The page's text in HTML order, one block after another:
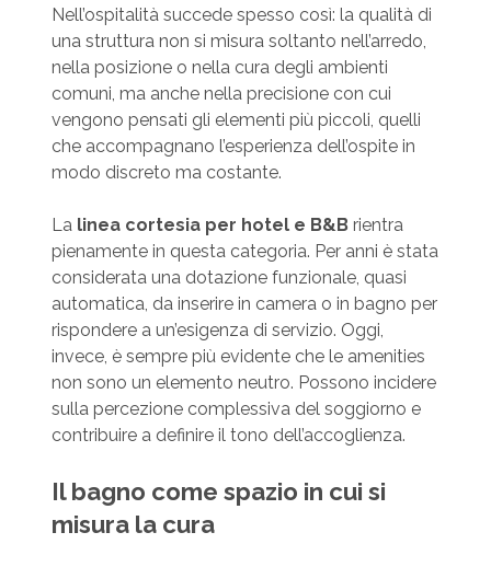
Nell’ospitalità succede spesso così: la qualità di
una struttura non si misura soltanto nell’arredo,
nella posizione o nella cura degli ambienti
comuni, ma anche nella precisione con cui
vengono pensati gli elementi più piccoli, quelli
che accompagnano l’esperienza dell’ospite in
modo discreto ma costante.
La linea cortesia per hotel e B&B rientra
pienamente in questa categoria. Per anni è stata
considerata una dotazione funzionale, quasi
automatica, da inserire in camera o in bagno per
rispondere a un’esigenza di servizio. Oggi,
invece, è sempre più evidente che le amenities
non sono un elemento neutro. Possono incidere
sulla percezione complessiva del soggiorno e
contribuire a definire il tono dell’accoglienza.
Il bagno come spazio in cui si
misura la cura